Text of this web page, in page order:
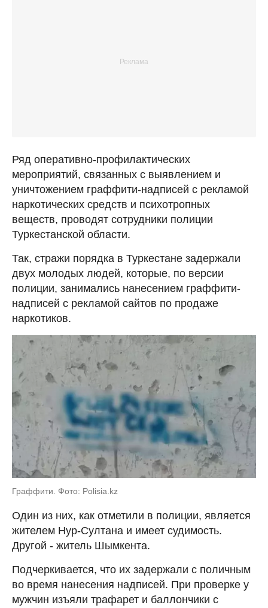
Ряд оперативно-профилактических
мероприятий, связанных с выявлением и
уничтожением граффити-надписей с рекламой
наркотических средств и психотропных
веществ, проводят сотрудники полиции
Туркестанской области.
Так, стражи порядка в Туркестане задержали
двух молодых людей, которые, по версии
полиции, занимались нанесением граффити-
надписей с рекламой сайтов по продаже
наркотиков.
Граффити. Фото: Polisia.kz
Один из них, как отметили в полиции, является
жителем Нур-Султана и имеет судимость.
Другой - житель Шымкента.
Подчеркивается, что их задержали с поличным
во время нанесения надписей. При проверке у
мужчин изъяли трафарет и баллончики с